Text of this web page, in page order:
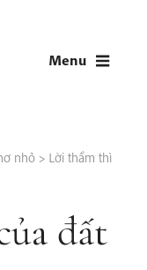
Menu
nhỏ > Lời thầm thì
đất